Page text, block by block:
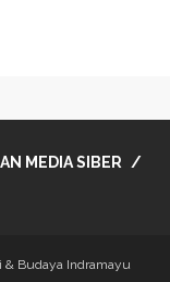
MEDIA SIBER
& Budaya Indramayu